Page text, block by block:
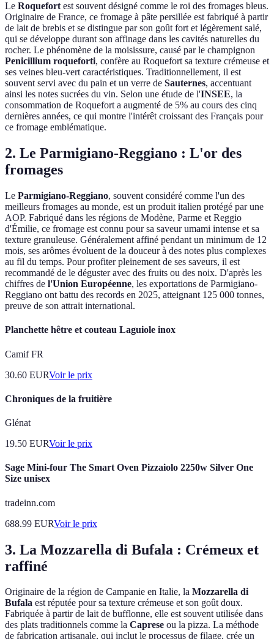
Le Roquefort est souvent désigné comme le roi des fromages bleus.
Originaire de France, ce fromage à pâte persillée est fabriqué à partir
de lait de brebis et se distingue par son goût fort et légèrement salé,
qui se développe durant son affinage dans les cavités naturelles du
rocher. Le phénomène de la moisissure, causé par le champignon
Penicillium roqueforti, confère au Roquefort sa texture crémeuse et
ses veines bleu-vert caractéristiques. Traditionnellement, il est
souvent servi avec du pain et un verre de Sauternes, accentuant
ainsi les notes sucrées du vin. Selon une étude de l'INSEE, la
consommation de Roquefort a augmenté de 5% au cours des cinq
dernières années, ce qui montre l'intérêt croissant des Français pour
ce fromage emblématique.
2. Le Parmigiano-Reggiano : L'or des
fromages
Le Parmigiano-Reggiano, souvent considéré comme l'un des
meilleurs fromages au monde, est un produit italien protégé par une
AOP. Fabriqué dans les régions de Modène, Parme et Reggio
d'Émilie, ce fromage est connu pour sa saveur umami intense et sa
texture granuleuse. Généralement affiné pendant un minimum de 12
mois, ses arômes évoluent de la douceur à des notes plus complexes
au fil du temps. Pour profiter pleinement de ses saveurs, il est
recommandé de le déguster avec des fruits ou des noix. D'après les
chiffres de l'Union Européenne, les exportations de Parmigiano-
Reggiano ont battu des records en 2025, atteignant 125 000 tonnes,
preuve de son attrait international.
Planchette hêtre et couteau Laguiole inox
Camif FR
30.60 EURVoir le prix
Chroniques de la fruitière
Glénat
19.50 EURVoir le prix
Sage Mini-four The Smart Oven Pizzaiolo 2250w Silver One
Size unisex
tradeinn.com
688.99 EURVoir le prix
3. La Mozzarella di Bufala : Crémeux et
raffiné
Originaire de la région de Campanie en Italie, la Mozzarella di
Bufala est réputée pour sa texture crémeuse et son goût doux.
Fabriquée à partir de lait de bufflonne, elle est souvent utilisée dans
des plats traditionnels comme la Caprese ou la pizza. La méthode
de fabrication artisanale, qui inclut le processus de filage, crée un